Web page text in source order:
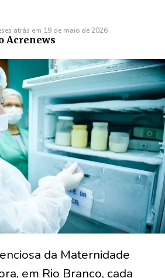
atrás em 19 de maio de 2026
Acrenews
da Maternidade
em Rio Branco, cada